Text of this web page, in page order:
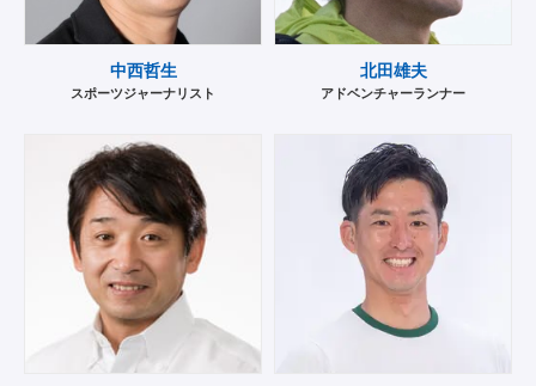
中西哲生
スポーツジャーナリスト
北田雄夫
アドベンチャーランナー